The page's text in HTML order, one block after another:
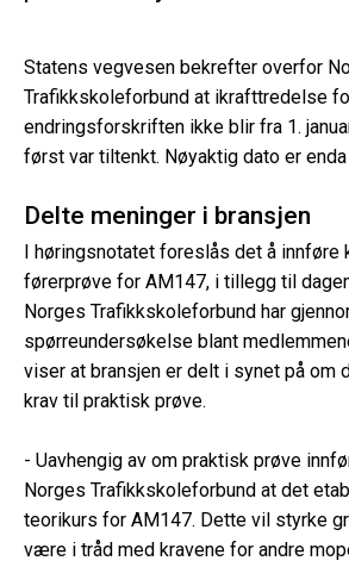
Statens vegvesen bekrefter overfor
Trafikkskoleforbund at ikrafttredelse
endringsforskriften ikke blir fra 1.
først var tiltenkt. Nøyaktig dato er
Delte meninger i bransjen
I høringsnotatet foreslås det å innføre
førerprøve for AM147, i tillegg til
Norges Trafikkskoleforbund har
spørreundersøkelse blant
viser at bransjen er delt i synet på om
krav til praktisk prøve.
- Uavhengig av om praktisk prøve
Norges Trafikkskoleforbund at det
teorikurs for AM147. Dette vil styrke
være i tråd med kravene for andre